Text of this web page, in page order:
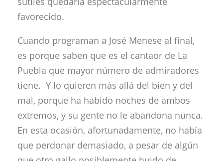
favorecido.
Cuando programan a José Menese al final,
es porque saben que es el cantaor de La
Puebla que mayor número de admiradores
tiene. Y lo quieren más allá del bien y del
mal, porque ha habido noches de ambos
extremos, y su gente no le abandona nunca.
En esta ocasión, afortunadamente, no había
que perdonar demasiado, a pesar de algún